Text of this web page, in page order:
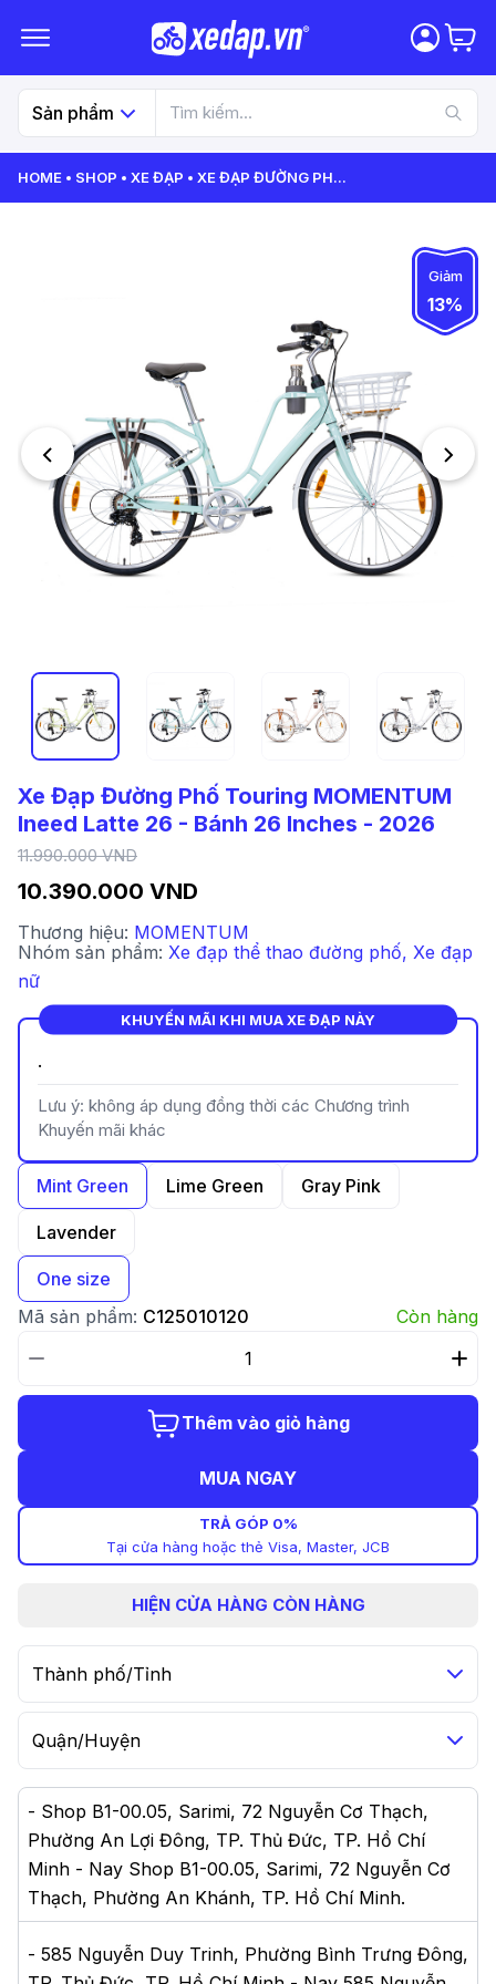
Sản phẩm
HOME SHOP XE ĐẠP XE ĐẠP ĐƯỜNG PH...
Giảm
13%
Xe Đạp Đường Phố Touring MOMENTUM
Ineed Latte 26 - Bánh 26 Inches - 2026
10.390.000 VND
11.990.000 VND
Thương hiệu: MOMENTUM
Nhóm sản phẩm: Xe đạp thể thao đường phố, Xe đạp
nữ
KHUYẾN MÃI KHI MUA XE ĐẠP NÀY
.
Lưu ý: không áp dụng đồng thời các Chương trình
Khuyến mãi khác
Mint Green Lime Green Gray Pink
Lavender
One size
Mã sản phẩm: C125010120 Còn hàng
Thêm vào giỏ hàng
MUA NGAY
TRẢ GÓP 0%
Tại cửa hàng hoặc thẻ Visa, Master, JCB
HIỆN CỬA HÀNG CÒN HÀNG
Thành phố/Tỉnh
Quận/Huyện
- Shop B1-00.05, Sarimi, 72 Nguyễn Cơ Thạch,
Phường An Lợi Đông, TP. Thủ Đức, TP. Hồ Chí
Minh - Nay Shop B1-00.05, Sarimi, 72 Nguyễn Cơ
Thạch, Phường An Khánh, TP. Hồ Chí Minh.
- 585 Nguyễn Duy Trinh, Phường Bình Trưng Đông,